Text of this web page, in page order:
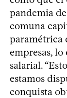
pandemia de
comuna
paramétrica
empresas,
salarial.
estamos
conquista